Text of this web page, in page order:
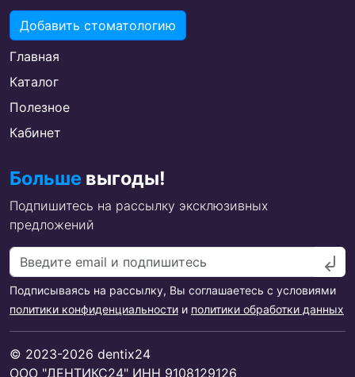
Добавить стоматологию
Главная
Каталог
Полезное
Кабинет
Больше выгоды!
Подпишитесь на рассылку эксклюзивных
предложений
Подписываясь на рассылку, Вы соглашаетесь с условиями
политики конфиденциальности и политики обработки данных
© 2023-2026 dentix24
ООО "ДЕНТИКС24" ИНН 9108129126